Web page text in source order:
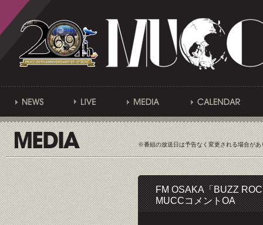
※番組の放送日は予告なく変更される場合が
FM OSAKA「BUZZ
MUCCコメントOA